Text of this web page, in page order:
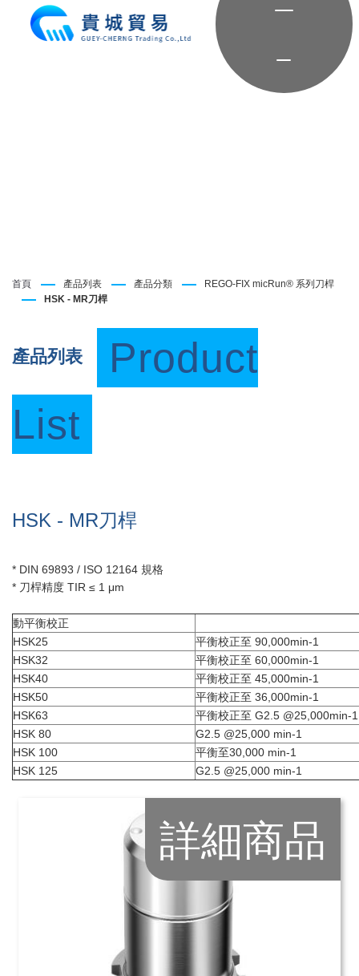
首頁 產品列表 產品分類
REGO-FIX micRun® 系列刀桿
HSK - MR刀桿
產品列表
Product
List
HSK - MR刀桿
* DIN 69893 / ISO 12164 規格
* 刀桿精度 TIR ≤ 1 μm
動平衡校正
HSK25
平衡校正至 90,000min-1
HSK32
平衡校正至 60,000min-1
HSK40
平衡校正至 45,000min-1
HSK50
平衡校正至 36,000min-1
HSK63
平衡校正至 G2.5 @25,000min-1
HSK 80
G2.5 @25,000 min-1
HSK 100
平衡至30,000 min-1
HSK 125
G2.5 @25,000 min-1
詳細商品